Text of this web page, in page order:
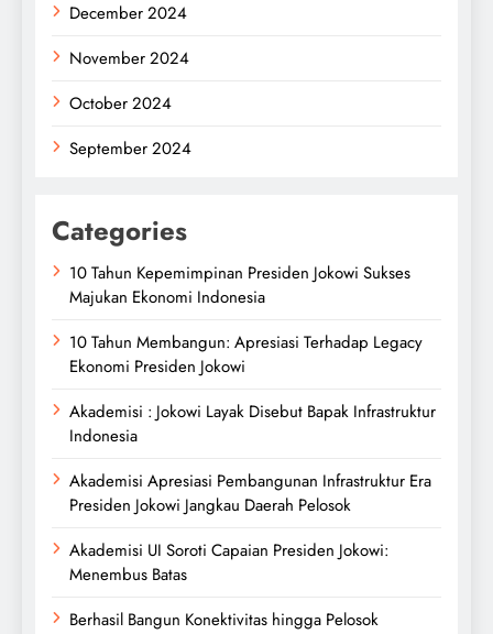
December 2024
November 2024
October 2024
September 2024
Categories
10 Tahun Kepemimpinan Presiden Jokowi Sukses
Majukan Ekonomi Indonesia
10 Tahun Membangun: Apresiasi Terhadap Legacy
Ekonomi Presiden Jokowi
Akademisi : Jokowi Layak Disebut Bapak Infrastruktur
Indonesia
Akademisi Apresiasi Pembangunan Infrastruktur Era
Presiden Jokowi Jangkau Daerah Pelosok
Akademisi UI Soroti Capaian Presiden Jokowi:
Menembus Batas
Berhasil Bangun Konektivitas hingga Pelosok